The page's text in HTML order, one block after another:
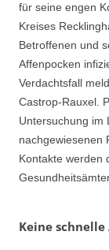
für seine engen
Kreises
Betroffenen und
Affenpocken
Verdachtsfall
Castrop-Rauxel.
Untersuchung im
nachgewiesenen
Kontakte werden
Keine